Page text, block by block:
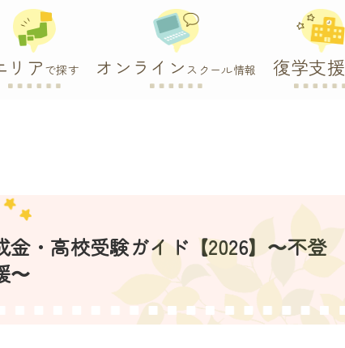
リア で探す オンライン スクール情報 復学支援
・高校受験ガイド【2026】〜不登
〜